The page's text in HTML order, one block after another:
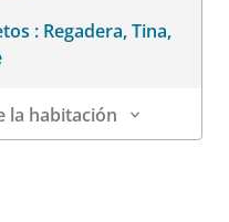
: Regadera, Tina,
la habitación